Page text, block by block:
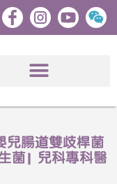
兒腸道雙歧桿菌
菌| 兒科專科醫